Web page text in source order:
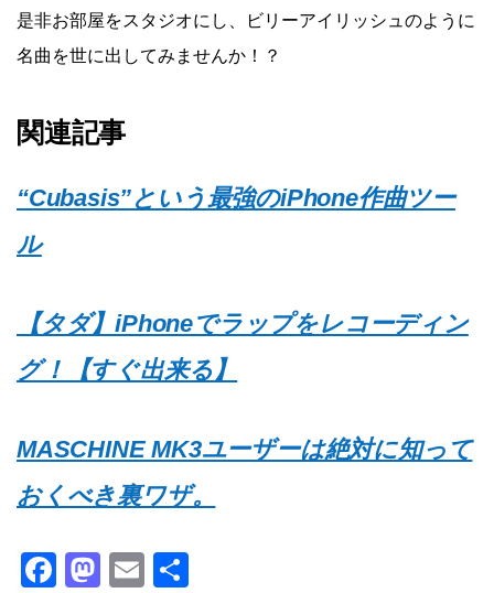
是非お部屋をスタジオにし、ビリーアイリッシュのように
名曲を世に出してみませんか！？
関連記事
“Cubasis”という最強のiPhone作曲ツー
ル
【タダ】iPhoneでラップをレコーディン
グ！【すぐ出来る】
MASCHINE MK3ユーザーは絶対に知って
おくべき裏ワザ。
F M E